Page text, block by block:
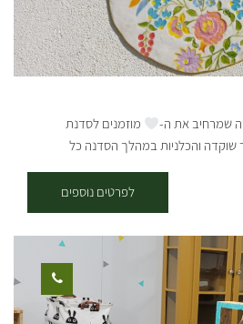
שמרחיב את ה-
מוזמנים לסדנת
שוקדה והכלניות במהלך הסדנה כל
כמו שאתם אוהבים. אם תרצו להכין תוכלו
וליצור כלים ממש מההתחלה, כשתסיימו
ניצור איתכם קשר כשיהיו מוכנים. לבסוף
הייחודיים שלכם. לרשותכם תעמוד פינת
הגילאים. ההשתתפות בתיאום מראש.
לפרטים נוספים